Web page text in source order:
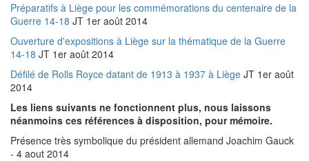
Préparatifs à Liège pour les commémorations du centenaire de la
Guerre 14-18 JT 1er août 2014
Ouverture d'expositions à Liège sur la thématique de la Guerre
14-18 JT 1er août 2014
Défilé de Rolls Royce datant de 1913 à 1937 à Liège JT 1er août
2014
Les liens suivants ne fonctionnent plus, nous laissons
néanmoins ces références à disposition, pour mémoire.
Présence très symbolique du président allemand Joachim Gauck
- 4 aout 2014